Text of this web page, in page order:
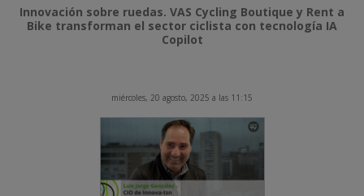
Innovación sobre ruedas. VAS Cycling Boutique y Rent a
Bike transforman el sector ciclista con tecnología IA
Copilot
miércoles, 20 agosto, 2025 a las 11:15